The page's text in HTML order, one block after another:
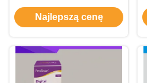
AUR-500 Ocena pół
ilościowa moczu
Najlepszą cenę